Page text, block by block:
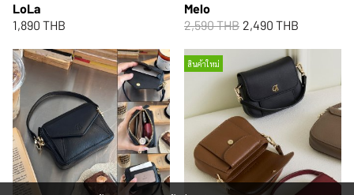
LoLa
1,890 THB
Melo
2,590 THB 2,490 THB
สินค้าใหม่